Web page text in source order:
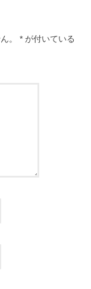
。 * が付いている